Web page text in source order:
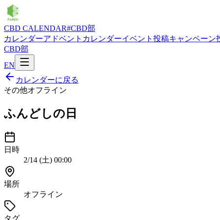
CBD CALENDAR#CBD部
カレンダーアドベントカレンダーイベント投稿キャンペーン
CBD部
EN
カレンダーに戻る
その他オフライン
ふんどしの日
日時
2/14 (土) 00:00
場所
オフライン
タグ